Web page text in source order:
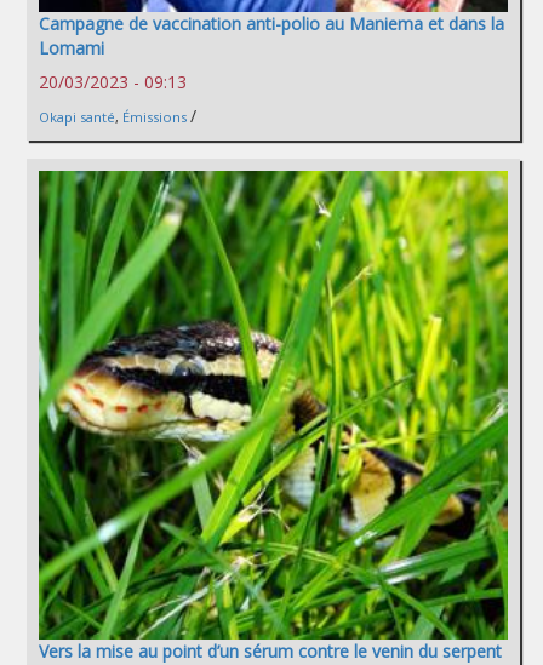
Campagne de vaccination anti-polio au Maniema et dans la
Lomami
20/03/2023 - 09:13
Okapi santé, Émissions /
Vers la mise au point d’un sérum contre le venin du serpent